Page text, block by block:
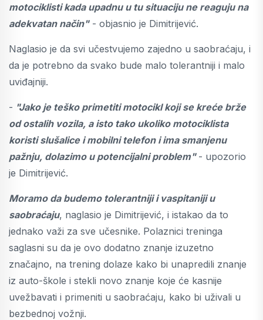
motociklisti kada upadnu u tu situaciju ne reaguju na
adekvatan način"- objasnio je Dimitrijević.
Naglasio je da svi učestvujemo zajedno u saobraćaju, i
da je potrebno da svako bude malo tolerantniji i malo
uviđajniji.
- "Jako je teško primetiti motocikl koji se kreće brže
od ostalih vozila, a isto tako ukoliko motociklista
koristi slušalice i mobilni telefon i ima smanjenu
pažnju, dolazimo u potencijalni problem" - upozorio
je Dimitrijević.
Moramo da budemo tolerantniji i vaspitaniji u
saobraćaju, naglasio je Dimitrijević, i istakao da to
jednako važi za sve učesnike. Polaznici treninga
saglasni su da je ovo dodatno znanje izuzetno
značajno, na trening dolaze kako bi unapredili znanje
iz auto-škole i stekli novo znanje koje će kasnije
uvežbavati i primeniti u saobraćaju, kako bi uživali u
bezbednoj vožnji.